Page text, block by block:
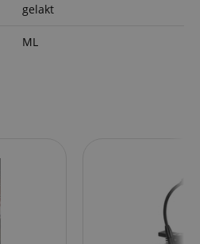
gelakt
ML